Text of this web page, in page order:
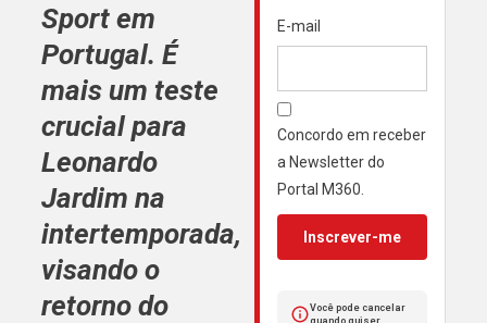
Sportem
Portugal. É
mais um teste
crucial para
Leonardo
Jardim na
intertemporada,
visando o
retorno do
E-mail
Concordo em receber
a Newsletter do
Portal M360.
Inscrever-me
Você pode cancelar